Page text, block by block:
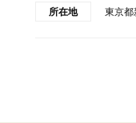
所在地 東京